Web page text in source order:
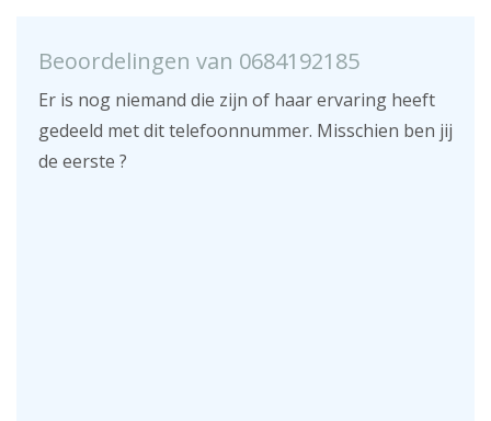
Beoordelingen van 0684192185
Er is nog niemand die zijn of haar ervaring heeft
gedeeld met dit telefoonnummer. Misschien ben jij
de eerste ?